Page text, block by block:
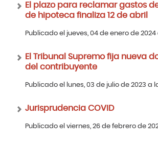
El plazo para reclamar gastos
de hipoteca finaliza 12 de abril
Publicado el jueves, 04 de enero de 2024
El Tribunal Supremo fija nueva
del contribuyente
Publicado el lunes, 03 de julio de 2023 a
Jurisprudencia COVID
Publicado el viernes, 26 de febrero de